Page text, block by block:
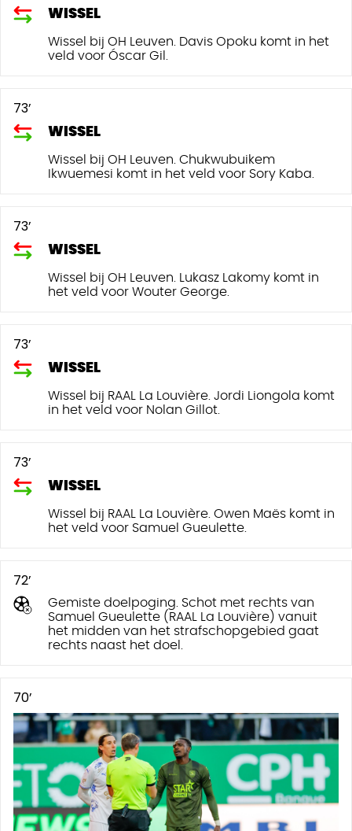
WISSEL
Wissel bij OH Leuven. Davis Opoku komt in het
veld voor Óscar Gil.
73’
WISSEL
Wissel bij OH Leuven. Chukwubuikem
Ikwuemesi komt in het veld voor Sory Kaba.
73’
WISSEL
Wissel bij OH Leuven. Lukasz Lakomy komt in
het veld voor Wouter George.
73’
WISSEL
Wissel bij RAAL La Louvière. Jordi Liongola komt
in het veld voor Nolan Gillot.
73’
WISSEL
Wissel bij RAAL La Louvière. Owen Maës komt in
het veld voor Samuel Gueulette.
72’
Gemiste doelpoging. Schot met rechts van
Samuel Gueulette (RAAL La Louvière) vanuit
het midden van het strafschopgebied gaat
rechts naast het doel.
70’